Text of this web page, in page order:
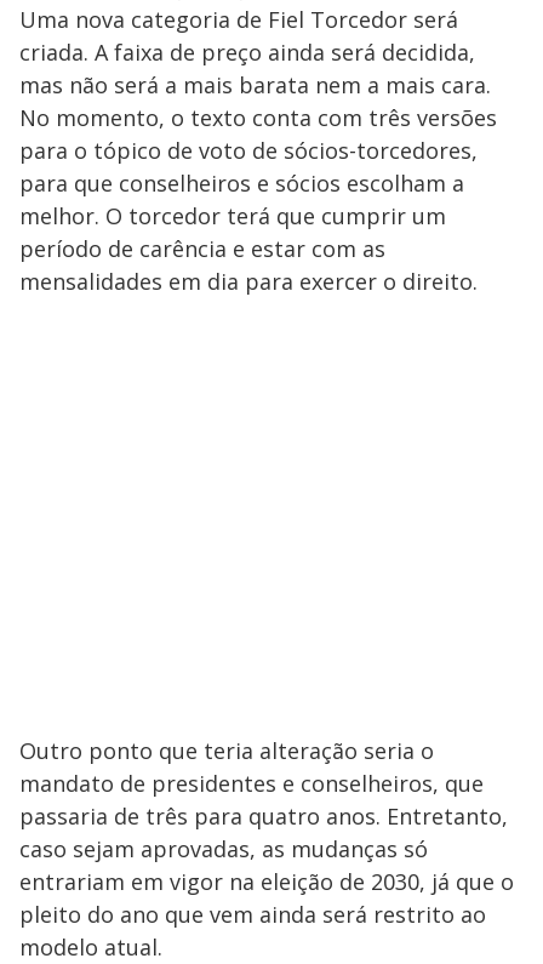
Uma nova categoria de Fiel Torcedor será
criada. A faixa de preço ainda será decidida,
mas não será a mais barata nem a mais cara.
No momento, o texto conta com três versões
para o tópico de voto de sócios-torcedores,
para que conselheiros e sócios escolham a
melhor. O torcedor terá que cumprir um
período de carência e estar com as
mensalidades em dia para exercer o direito.
Outro ponto que teria alteração seria o
mandato de presidentes e conselheiros, que
passaria de três para quatro anos. Entretanto,
caso sejam aprovadas, as mudanças só
entrariam em vigor na eleição de 2030, já que o
pleito do ano que vem ainda será restrito ao
modelo atual.